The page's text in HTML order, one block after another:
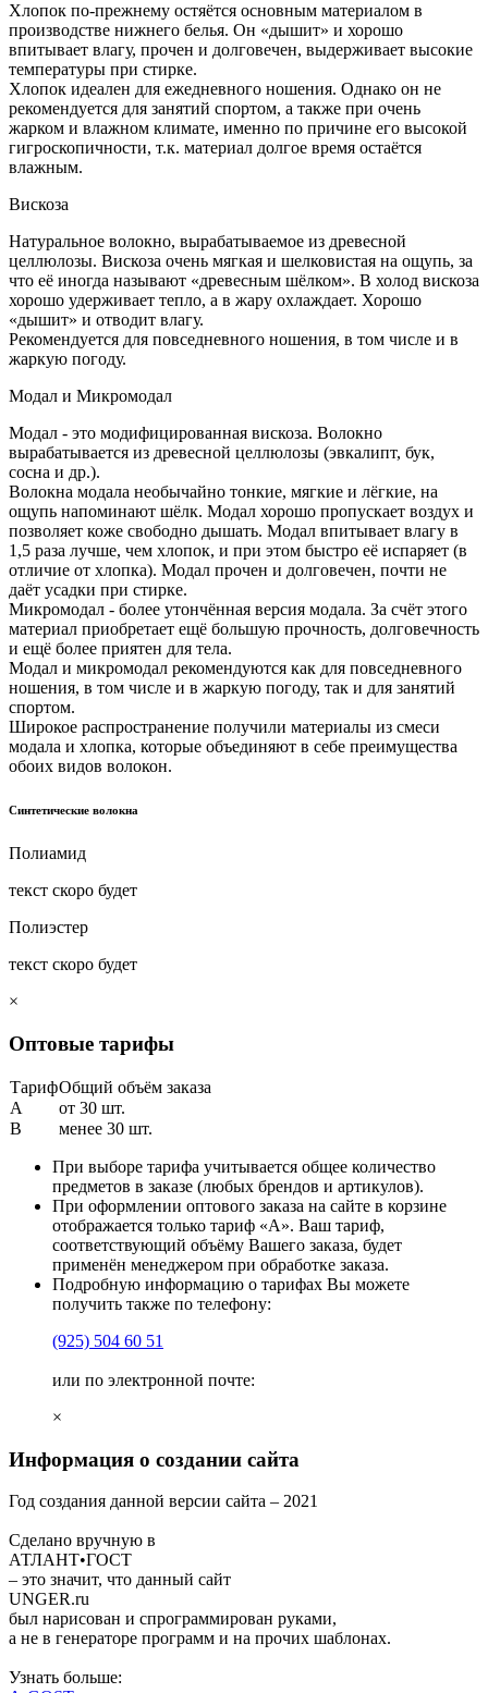
Хлопок по-прежнему остяётся основным материалом в
производстве нижнего белья. Он «дышит» и хорошо
впитывает влагу, прочен и долговечен, выдерживает высокие
температуры при стирке.
Хлопок идеален для ежедневного ношения. Однако он не
рекомендуется для занятий спортом, а также при очень
жарком и влажном климате, именно по причине его высокой
гигроскопичности, т.к. материал долгое время остаётся
влажным.
Вискоза
Натуральное волокно, вырабатываемое из древесной
целлюлозы. Вискоза очень мягкая и шелковистая на ощупь, за
что её иногда называют «древесным шёлком». В холод вискоза
хорошо удерживает тепло, а в жару охлаждает. Хорошо
«дышит» и отводит влагу.
Рекомендуется для повседневного ношения, в том числе и в
жаркую погоду.
Модал и Микромодал
Модал - это модифицированная вискоза. Волокно
вырабатывается из древесной целлюлозы (эвкалипт, бук,
сосна и др.).
Волокна модала необычайно тонкие, мягкие и лёгкие, на
ощупь напоминают шёлк. Модал хорошо пропускает воздух и
позволяет коже свободно дышать. Модал впитывает влагу в
1,5 раза лучше, чем хлопок, и при этом быстро её испаряет (в
отличие от хлопка). Модал прочен и долговечен, почти не
даёт усадки при стирке.
Микромодал - более утончённая версия модала. За счёт этого
материал приобретает ещё большую прочность, долговечность
и ещё более приятен для тела.
Модал и микромодал рекомендуются как для повседневного
ношения, в том числе и в жаркую погоду, так и для занятий
спортом.
Широкое распространение получили материалы из смеси
модала и хлопка, которые объединяют в себе преимущества
обоих видов волокон.
Синтетические волокна
Полиамид
текст скоро будет
Полиэстер
текст скоро будет
×
Оптовые тарифы
ТарифОбщий объём заказа
A
от 30 шт.
B
менее 30 шт.
При выборе тарифа учитывается общее количество
предметов в заказе (любых брендов и артикулов).
При оформлении оптового заказа на сайте в корзине
отображается только тариф «А». Ваш тариф,
соответствующий объёму Вашего заказа, будет
применён менеджером при обработке заказа.
Подробную информацию о тарифах Вы можете
получить также по телефону:
(925) 504 60 51
или по электронной почте:
×
Информация о создании сайта
Год создания данной версии сайта – 2021
Сделано вручную в
АТЛАНТ•ГОСТ
– это значит, что данный сайт
UNGER.ru
был нарисован и спрограммирован руками,
а не в генераторе программ и на прочих шаблонах.
Узнать больше: